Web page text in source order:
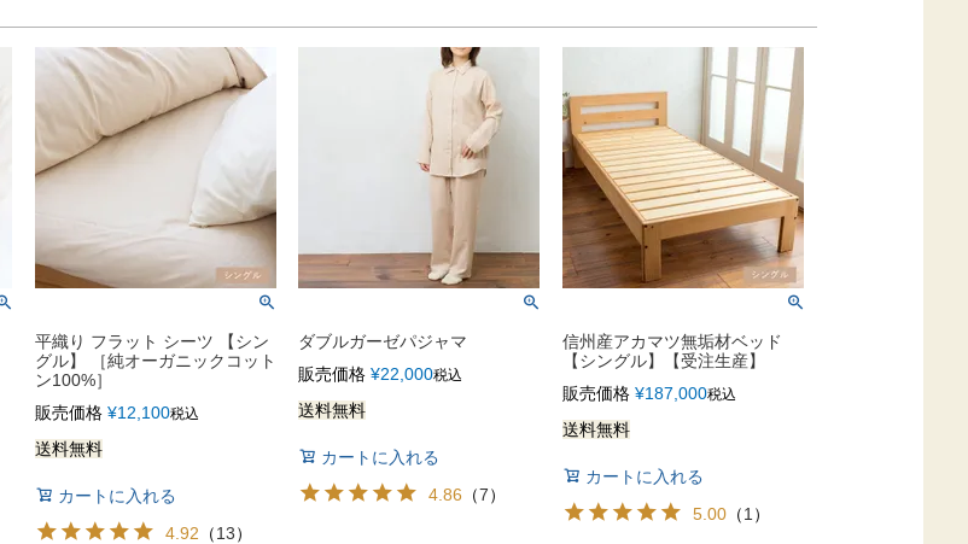
平織り フラット シーツ 【シン
グル】 ［純オーガニックコット
ン100%］
販売価格 ¥12,100税込
送料無料
カートに入れる
4.92 （13）
ダブルガーゼパジャマ
販売価格 ¥22,000税込
送料無料
カートに入れる
4.86 （7）
信州産アカマツ無垢材ベッド
【シングル】【受注生産】
販売価格 ¥187,000税込
送料無料
カートに入れる
5.00 （1 ）